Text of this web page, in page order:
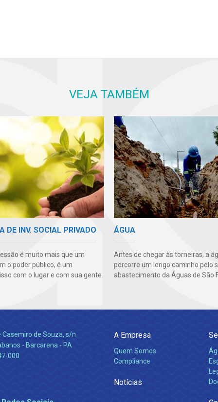
VEJA TAMBÉM
DE INV. SOCIAL PRIVADO
é muito mais que um
o poder público, é um
com o lugar e com sua gente.
ÁGUA
Antes de chegar às torneiras, a
percorre um longo caminho pelo
abastecimento da Águas de São
Casemiro de Souza, s/n
- Barcarena - PA
000
A Empresa
Quem Somos
Compliance
Notícias